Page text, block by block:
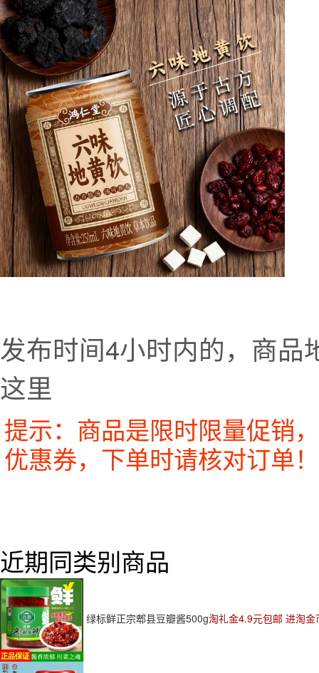
发布时间4小时内的，商品
这里
提示：商品是限时限量促销
优惠券，下单时请核对订单！
近期同类别商品
绿标鲜正宗郫县豆瓣酱500g淘礼金4.9元包邮 进淘